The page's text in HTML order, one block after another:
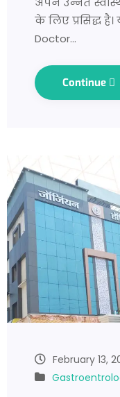
के लिए प्रसिद्ध
Doctor…
Continue
February 13,